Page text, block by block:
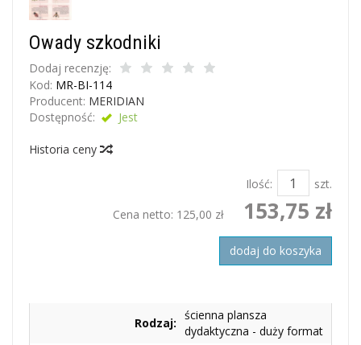
Owady szkodniki
Dodaj recenzję:
Kod: MR-BI-114
Producent: MERIDIAN
Dostępność:
Jest
Historia ceny
Ilość:
szt.
Cena netto: 125,00 zł 153,75 zł
dodaj do koszyka
Rodzaj:
ścienna plansza
dydaktyczna - duży format